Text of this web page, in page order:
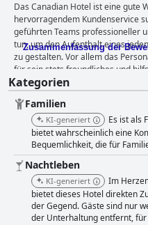
Das Canadian Hotel ist eine gute
hervorragendem Kundenservice
geführten Teams professioneller
tun, um den Aufenthalt eines
zu gestalten. Vor allem das
für sein stets freundliches und
mischten sich gerne unter Alex
aufmerksam, professionell und
Auch die Rezeptionisten werden
und ihre Hilfsbereitschaft gelobt,
willkommen und zu Hause zu
und komfortable Zimmer mit
Handtüchern. Es gab zwar einige
bestimmten Zimmern, aber die
als sauber. Insgesamt schätzten
Reinigungspersonals und
Zusammenfassung der
Kategorien
Familien
KI-generiert
Es ist als
bietet wahrscheinlich eine
Bequemlichkeit, die für
Nachtleben
KI-generiert
Im
bietet dieses Hotel direkten
der Gegend. Gäste sind nur
der Unterhaltung entfernt,